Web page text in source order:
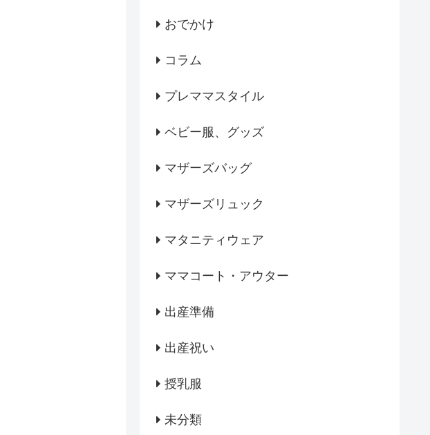
おでかけ
コラム
プレママスタイル
ベビー服、グッズ
マザーズバッグ
マザーズリュック
マタニティウェア
ママコート・アウター
出産準備
出産祝い
授乳服
未分類